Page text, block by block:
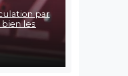
par
les